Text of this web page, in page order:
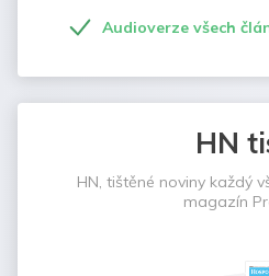
Audioverze všech
HN
HN, tištěné noviny každý
magazín